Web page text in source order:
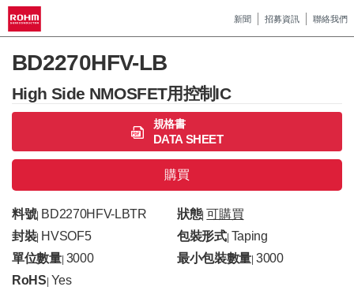
新聞 招募資訊 聯絡我們
BD2270HFV-LB
High Side NMOSFET用控制IC
規格書
DATA SHEET
購買
料號| BD2270HFV-LBTR 狀態| 可購買
封裝| HVSOF5 包裝形式| Taping
單位數量| 3000 最小包裝數量 |3000
RoHS Yes